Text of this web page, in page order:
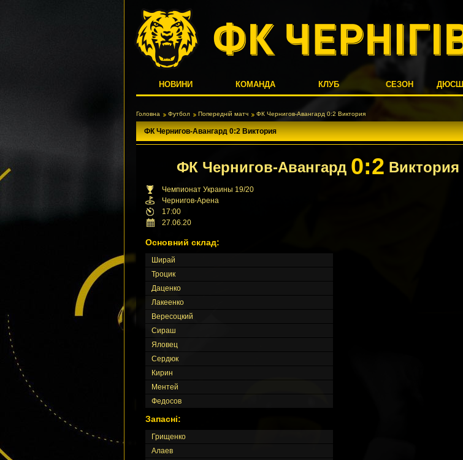
НОВИНИ КОМАНДА КЛУБ СЕЗОН ДЮСШ
Головна Футбол Попередній матч ФК Чернигов-Авангард 0:2 Виктория
ФК Чернигов-Авангард 0:2 Виктория
ФК Чернигов-Авангард 0:2 Виктория
Чемпионат Украины 19/20
Чернигов-Арена
17:00
27.06.20
Основний склад:
Ширай
Троцик
Даценко
Лакеенко
Вересоцкий
Сираш
Яловец
Сердюк
Кирин
Ментей
Федосов
Запасні:
Грищенко
Алаев